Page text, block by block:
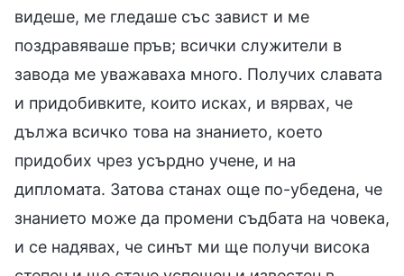
видеше, ме гледаше със завист и ме
поздравяваше пръв; всички служители в
завода ме уважаваха много. Получих славата
и придобивките, които исках, и вярвах, че
дължа всичко това на знанието, което
придобих чрез усърдно учене, и на
дипломата. Затова станах още по-убедена, че
знанието може да промени съдбата на човека,
и се надявах, че синът ми ще получи висока